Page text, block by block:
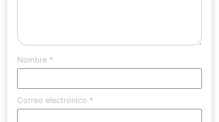
Nombre *
Correo electrónico *